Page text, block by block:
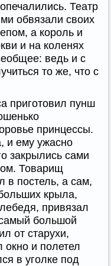
Театр
обвязали своих
а король и
и на коленях
ведь и с
то же, что с
приготовил пунш
принцессы.
и ему ужасно
закрылись сами
Товарищ
в постель, а сам,
крыла,
привязал
большой
от старухи,
окно и полетел
в уголке под